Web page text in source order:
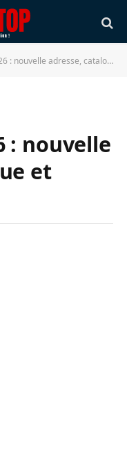
adresse, catalogue et sécurité
: nouvelle
et